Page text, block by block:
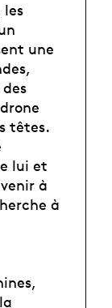
les
une
têtes.
lui et
à
à